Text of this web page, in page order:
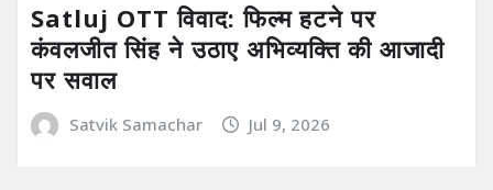
Satluj OTT विवाद: फिल्म हटने पर
कंवलजीत सिंह ने उठाए अभिव्यक्ति की आजादी
पर सवाल
Satvik Samachar Jul 9, 2026